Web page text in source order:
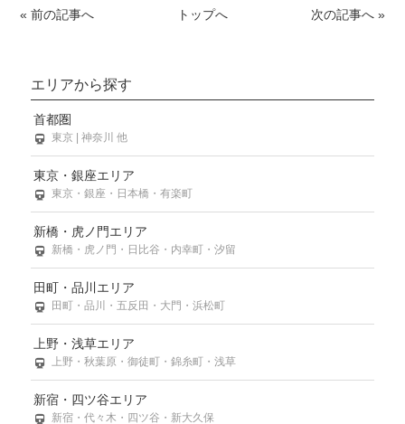
« 前の記事へ トップへ 次の記事へ »
エリアから探す
首都圏
東京 | 神奈川 他
東京・銀座エリア
東京・銀座・日本橋・有楽町
新橋・虎ノ門エリア
新橋・虎ノ門・日比谷・内幸町・汐留
田町・品川エリア
田町・品川・五反田・大門・浜松町
上野・浅草エリア
上野・秋葉原・御徒町・錦糸町・浅草
新宿・四ツ谷エリア
新宿・代々木・四ツ谷・新大久保